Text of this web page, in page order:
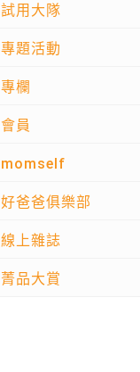
試用大隊
專題活動
專欄
會員
momself
好爸爸俱樂部
線上雜誌
菁品大賞